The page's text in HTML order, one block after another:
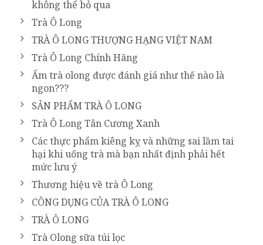
không thể bỏ qua
Trà Ô Long
TRÀ Ô LONG THƯỢNG HẠNG VIỆT NAM
Trà Ô Long Chính Hãng
Ấm trà olong được đánh giá như thế nào là
ngon???
SẢN PHẨM TRÀ Ô LONG
Trà Ô Long Tân Cương Xanh
Các thực phẩm kiêng kỵ và những sai lầm tai
hại khi uống trà mà bạn nhất định phải hết
mức lưu ý
Thương hiệu về trà Ô Long
CÔNG DỤNG CỦA TRÀ Ô LONG
TRÀ Ô LONG
Trà Olong sữa túi lọc